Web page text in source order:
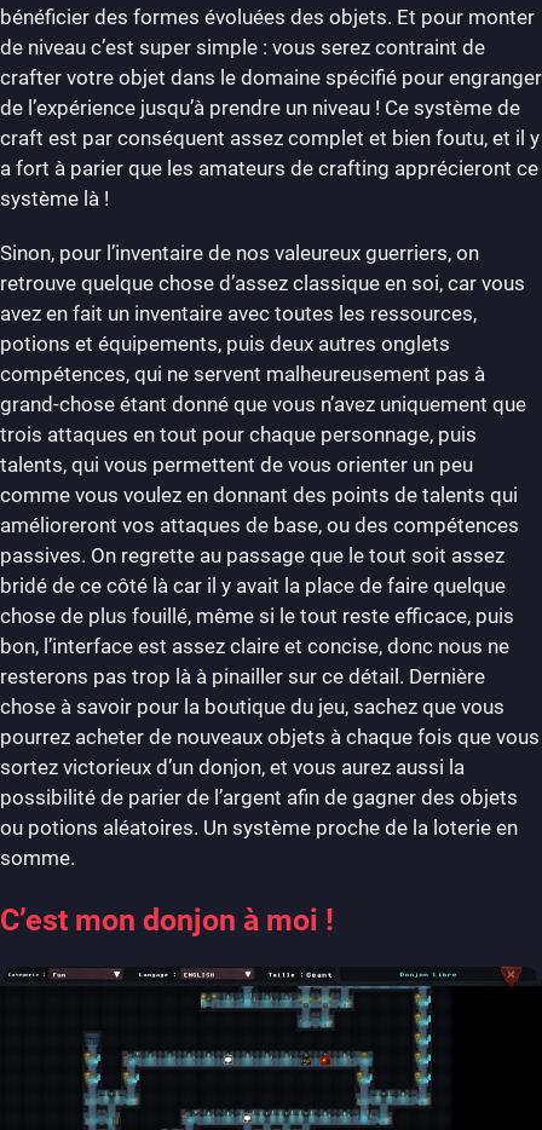
bénéficier des formes évoluées des objets. Et pour monter
de niveau c’est super simple : vous serez contraint de
crafter votre objet dans le domaine spécifié pour engranger
de l’expérience jusqu’à prendre un niveau ! Ce système de
craft est par conséquent assez complet et bien foutu, et il y
a fort à parier que les amateurs de crafting apprécieront ce
système là !
Sinon, pour l’inventaire de nos valeureux guerriers, on
retrouve quelque chose d’assez classique en soi, car vous
avez en fait un inventaire avec toutes les ressources,
potions et équipements, puis deux autres onglets
compétences, qui ne servent malheureusement pas à
grand-chose étant donné que vous n’avez uniquement que
trois attaques en tout pour chaque personnage, puis
talents, qui vous permettent de vous orienter un peu
comme vous voulez en donnant des points de talents qui
amélioreront vos attaques de base, ou des compétences
passives. On regrette au passage que le tout soit assez
bridé de ce côté là car il y avait la place de faire quelque
chose de plus fouillé, même si le tout reste efficace, puis
bon, l’interface est assez claire et concise, donc nous ne
resterons pas trop là à pinailler sur ce détail. Dernière
chose à savoir pour la boutique du jeu, sachez que vous
pourrez acheter de nouveaux objets à chaque fois que vous
sortez victorieux d’un donjon, et vous aurez aussi la
possibilité de parier de l’argent afin de gagner des objets
ou potions aléatoires. Un système proche de la loterie en
somme.
C’est mon donjon à moi !